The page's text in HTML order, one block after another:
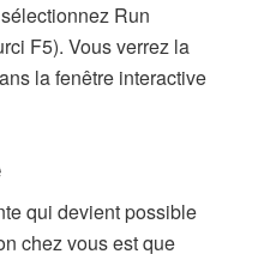
Run
F5). Vous verrez la
la fenêtre interactive
qui devient possible
chez vous est que